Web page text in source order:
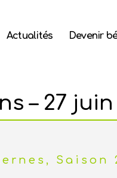
Actualités Devenir
– 27 juin
, Saison